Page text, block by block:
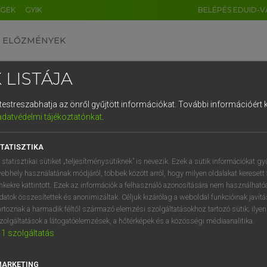
GYIK BELÉPÉS EDUID-
ELŐZMÉNYEK
szótár
VAN ELŐFIZETÉSED?
megtekintéséhez.
LISTÁJA
az önről gyűjtött információkat. További információért
tájékoztatónkat.
statisztikai sütiket „teljesítménysütiknek” is nevezik. Ezek a sütik információkat
használatának módjáról, többek között arról, hogy milyen oldalakat keresett
kattintott. Ezek az információk a felhasználó azonosítására nem
összesítettek és anonimizáltak. Céljuk kizárólag a weboldal funkcióinak
a harmadik féltől származó elemzési szolgáltatásokhoz tartozó sütik;
a látogatóelemzések, a hőtérképek és a közösségi médiaanalitika.
1 szolgáltatás
DE CN FR ES IT NL
1 2 3 4 5 6 7 8 9
q w e r t z u i
a s d f g h j k l é
í y x c v b n m , .